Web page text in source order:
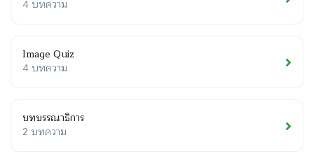
4 บทความ
Image Quiz
4 บทความ
บทบรรณาธิการ
2 บทความ